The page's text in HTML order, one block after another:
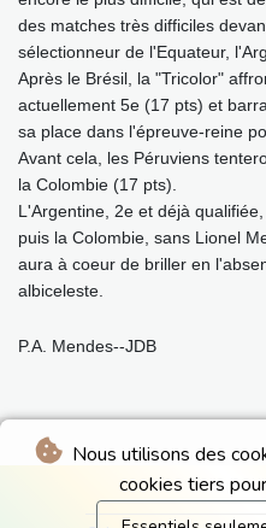
Nous utilisons des
cookies tiers
des matches très difficiles
sélectionneur de l'Equateur,
Après le Brésil, la "Tricolor"
actuellement 5e (17 pts) et
sa place dans l'épreuve-reine
Avant cela, les Péruviens
la Colombie (17 pts).
L'Argentine, 2e et déjà
puis la Colombie, sans Lionel
aura à coeur de briller en
albiceleste.
P.A. Mendes--JDB